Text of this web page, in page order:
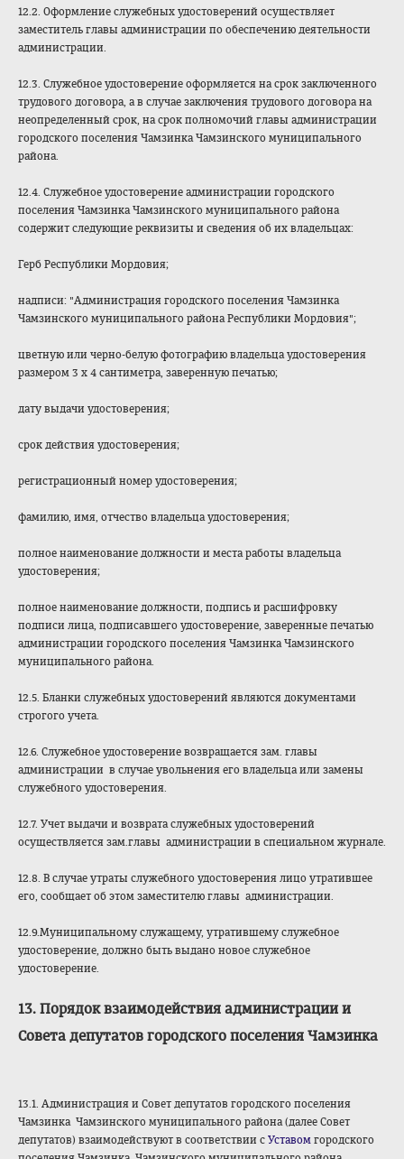
12.2. Оформление служебных удостоверений осуществляет
заместитель главы администрации по обеспечению деятельности
администрации.
12.3. Служебное удостоверение оформляется на срок заключенного
трудового договора, а в случае заключения трудового договора на
неопределенный срок, на срок полномочий главы администрации
городского поселения Чамзинка Чамзинского муниципального
района.
12.4. Служебное удостоверение администрации городского
поселения Чамзинка Чамзинского муниципального района
содержит следующие реквизиты и сведения об их владельцах:
Герб Республики Мордовия;
надписи: "Администрация городского поселения Чамзинка
Чамзинского муниципального района Республики Мордовия";
цветную или черно-белую фотографию владельца удостоверения
размером 3 x 4 сантиметра, заверенную печатью;
дату выдачи удостоверения;
срок действия удостоверения;
регистрационный номер удостоверения;
фамилию, имя, отчество владельца удостоверения;
полное наименование должности и места работы владельца
удостоверения;
полное наименование должности, подпись и расшифровку
подписи лица, подписавшего удостоверение, заверенные печатью
администрации городского поселения Чамзинка Чамзинского
муниципального района.
12.5. Бланки служебных удостоверений являются документами
строгого учета.
12.6. Служебное удостоверение возвращается зам. главы
администрации в случае увольнения его владельца или замены
служебного удостоверения.
12.7. Учет выдачи и возврата служебных удостоверений
осуществляется зам.главы администрации в специальном журнале.
12.8. В случае утраты служебного удостоверения лицо утратившее
его, сообщает об этом заместителю главы администрации.
12.9.Муниципальному служащему, утратившему служебное
удостоверение, должно быть выдано новое служебное
удостоверение.
13. Порядок взаимодействия администрации и
Совета депутатов городского поселения Чамзинка
13.1. Администрация и Совет депутатов городского поселения
Чамзинка Чамзинского муниципального района (далее Совет
депутатов) взаимодействуют в соответствии с Уставом городского